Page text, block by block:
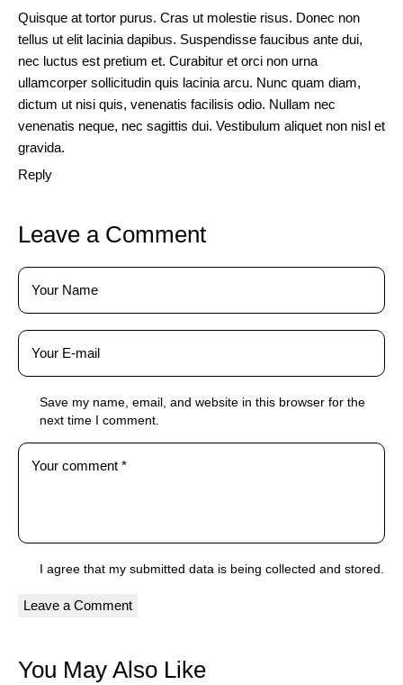
Quisque at tortor purus. Cras ut molestie risus. Donec non
tellus ut elit lacinia dapibus. Suspendisse faucibus ante dui,
nec luctus est pretium et. Curabitur et orci non urna
ullamcorper sollicitudin quis lacinia arcu. Nunc quam diam,
dictum ut nisi quis, venenatis facilisis odio. Nullam nec
venenatis neque, nec sagittis dui. Vestibulum aliquet non nisl et
gravida.
Reply
Leave a Comment
Save my name, email, and website in this browser for the
next time I comment.
I agree that my submitted data is being collected and stored
You May Also Like